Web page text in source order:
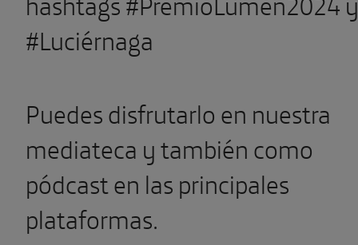
#Luciérnaga
Puedes disfrutarlo en nuestra
mediateca y también como
pódcast en las principales
plataformas.